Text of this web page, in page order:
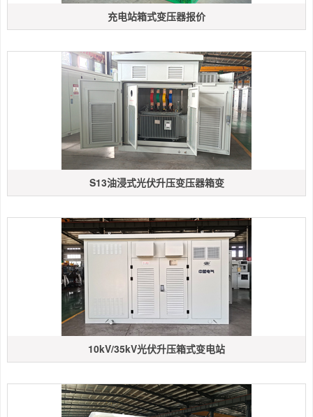
充电站箱式变压器报价
S13油浸式光伏升压变压器箱变
10kV/35kV光伏升压箱式变电站